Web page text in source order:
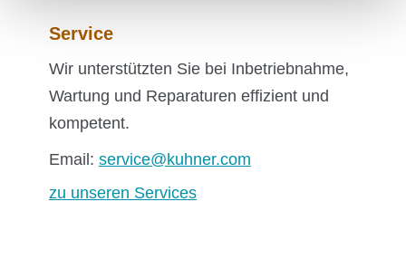
Service
Wir unterstützten Sie bei Inbetriebnahme,
Wartung und Reparaturen effizient und
kompetent.
Email: service@kuhner.com
zu unseren Services